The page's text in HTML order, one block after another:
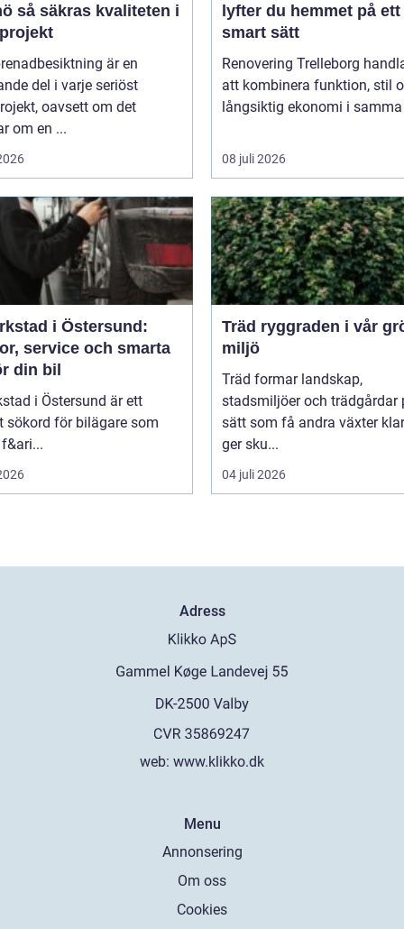
i
är en
del i varje seriöst
oavsett om det
om en ...
lyfter du hemmet på ett
smart sätt
Renovering Trelleborg
att kombinera funktion, stil
långsiktig ekonomi i
08 juli 2026
i Östersund:
service och smarta
din bil
i Östersund är ett
sökord för bilägare som
Träd ryggraden i vår gröna
miljö
Träd formar landskap,
stadsmiljöer och trädgårdar
sätt som få andra växter
ger sku...
04 juli 2026
Adress
web: www.klikko.dk
Menu
Annonsering
Om oss
Cookies